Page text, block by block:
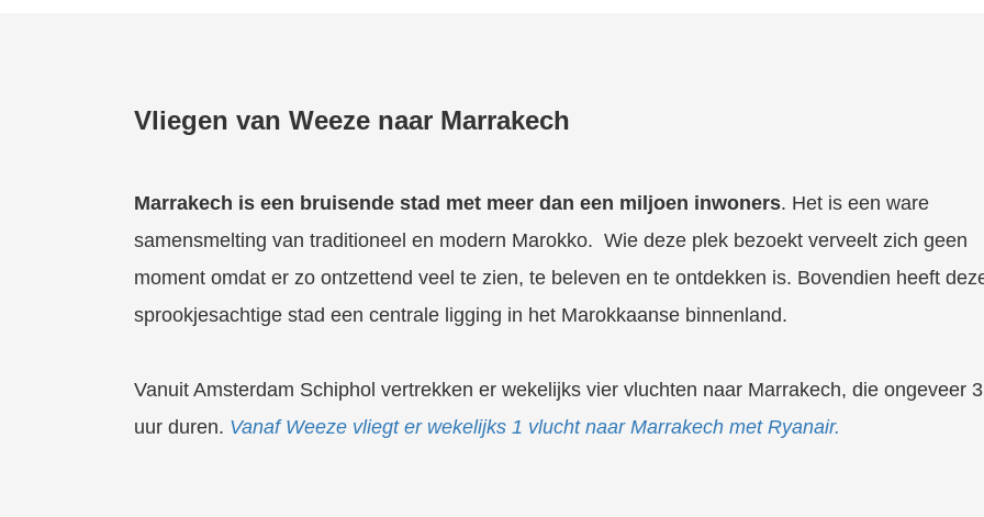
Vliegen van Weeze naar Marrakech
Marrakech is een bruisende stad met meer dan een miljoen inwoners. Het is een ware
samensmelting van traditioneel en modern Marokko. Wie deze plek bezoekt verveelt zich geen
moment omdat er zo ontzettend veel te zien, te beleven en te ontdekken is. Bovendien heeft
sprookjesachtige stad een centrale ligging in het Marokkaanse binnenland.
Vanuit Amsterdam Schiphol vertrekken er wekelijks vier vluchten naar Marrakech, die ongeveer
uur duren. Vanaf Weeze vliegt er wekelijks 1 vlucht naar Marrakech met Ryanair.